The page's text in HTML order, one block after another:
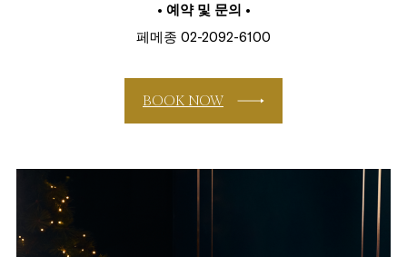
• 예약 및 문의 •
페메종 02-2092-6100
BOOK NOW